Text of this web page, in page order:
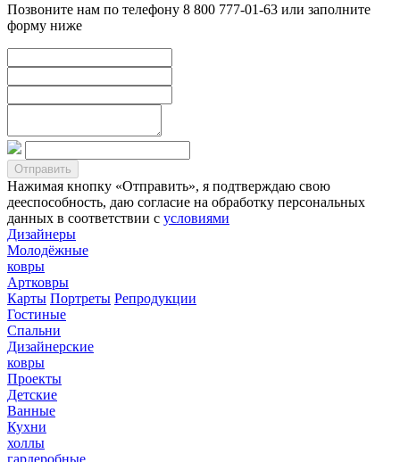
Позвоните нам по телефону 8 800 777-01-63 или заполните
форму ниже
Нажимая кнопку «Отправить», я подтверждаю свою
дееспособность, даю согласие на обработку персональных
данных в соответствии с условиями
Дизайнеры
Молодёжные
ковры
Артковры
Карты Портреты Репродукции
Гостиные
Спальни
Дизайнерские
ковры
Проекты
Детские
Ванные
Кухни
холлы
гардеробные